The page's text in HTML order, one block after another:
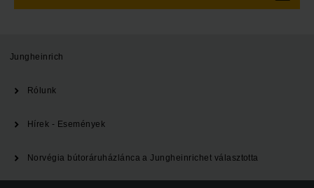
Jungheinrich
Rólunk
Hírek - Események
Norvégia bútoráruházlánca a Jungheinrichet választotta